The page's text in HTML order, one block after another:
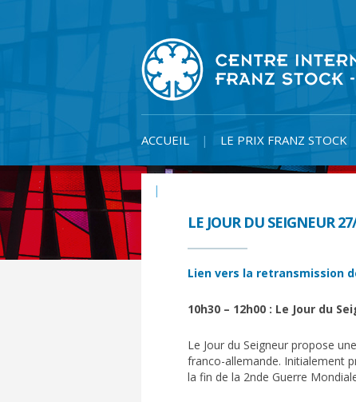
ACCUEIL LE PRIX FRANZ STOCK
LE JOUR DU SEIGNEUR
Lien vers la retransmission
10h30 – 12h00 : Le Jour du
Le Jour du Seigneur propose
franco-allemande. Initialement
la fin de la 2nde Guerre